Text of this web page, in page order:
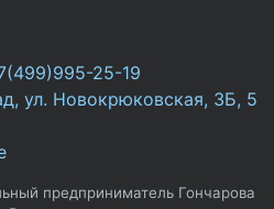
25-19
ул. Новокрюковская, 3Б, 5
предприниматель Гончарова